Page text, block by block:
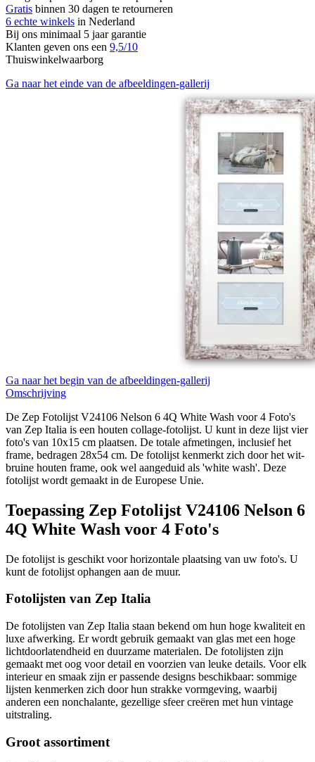
Gratis binnen 30 dagen te retourneren
6 echte winkels in Nederland
Bij ons minimaal 5 jaar garantie
Klanten geven ons een 9,5/10
Thuiswinkelwaarborg
Ga naar het einde van de afbeeldingen-gallerij
Ga naar het begin van de afbeeldingen-gallerij
Omschrijving
De Zep Fotolijst V24106 Nelson 6 4Q White Wash voor 4 Foto's
van Zep Italia is een houten collage-fotolijst. U kunt in deze lijst vier
foto's van 10x15 cm plaatsen. De totale afmetingen, inclusief het
frame, bedragen 28x54 cm. De fotolijst kenmerkt zich door het wit-
bruine houten frame, ook wel aangeduid als 'white wash'. Deze
fotolijst wordt gemaakt in de Europese Unie.
Toepassing Zep Fotolijst V24106 Nelson 6
4Q White Wash voor 4 Foto's
De fotolijst is geschikt voor horizontale plaatsing van uw foto's. U
kunt de fotolijst ophangen aan de muur.
Fotolijsten van Zep Italia
De fotolijsten van Zep Italia staan bekend om hun hoge kwaliteit en
luxe afwerking. Er wordt gebruik gemaakt van glas met een hoge
lichtdoorlatendheid en duurzame materialen. De fotolijsten zijn
gemaakt met oog voor detail en voorzien van leuke details. Voor elk
interieur en smaak zijn er passende designs beschikbaar: sommige
lijsten kenmerken zich door hun strakke vormgeving, waarbij
anderen een nonchalante, gezellige sfeer creëren met hun vintage
uitstraling.
Groot assortiment